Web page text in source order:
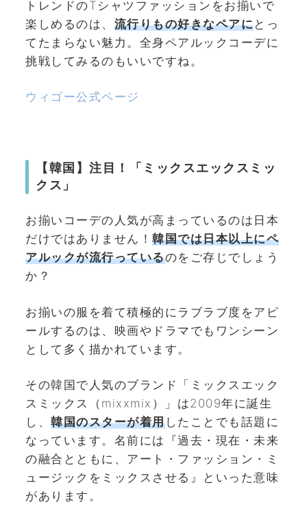
トレンドのTシャツファッションをお揃いで
楽しめるのは、 流行りもの好きなペアにとっ
てたまらない魅力。全身ペアルックコーデに
挑戦してみるのもいいですね。
ウィゴー公式ページ
【韓国】注目！「ミックスエックスミッ
クス」
お揃いコーデの人気が高まっているのは日本
だけではありません！ 韓国では日本以上にペ
アルックが流行っているのをご存じでしょう
か？
お揃いの服を着て積極的にラブラブ度をアピ
ールするのは、映画やドラマでもワンシーン
として多く描かれています。
その韓国で人気のブランド「ミックスエック
スミックス（mixxmix）」は2009年に誕生
し、 韓国のスターが着用したことでも話題に
なっています。名前には『過去・現在・未来
の融合とともに、アート・ファッション・ミ
ュージックをミックスさせる』といった意味
があります。